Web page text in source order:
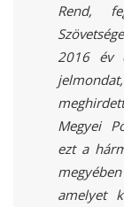
Rend,
2016 év
Megyei
ezt a
amelyet